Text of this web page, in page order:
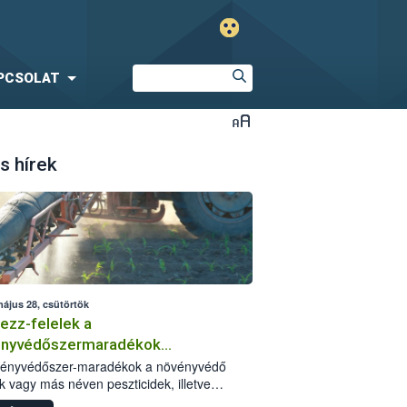
hírek
28, csütörtök
felelek a
kockázatáról
maradékok a növényvédő
vagy más néven peszticidek, illetve
kis mennyiségei, melyek a